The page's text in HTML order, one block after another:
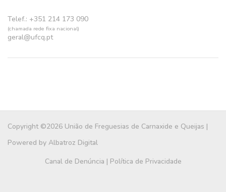
Telef.: +351 214 173 090
(chamada rede fixa nacional)
geral@ufcq.pt
Copyright ©2026 União de Freguesias de Carnaxide e Queijas |
Powered by Albatroz Digital
Canal de Denúncia | Política de Privacidade